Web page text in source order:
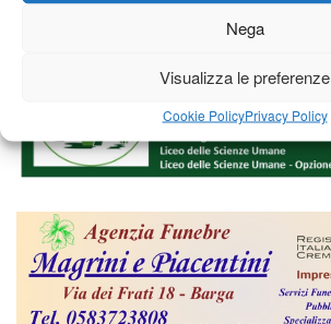
Nega
Visualizza le preferenze
Cookie PolicyPrivacy Policy